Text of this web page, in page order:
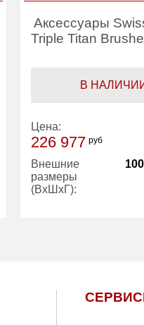
Аксессуары
Triple Titan
В
Цена:
226 977 руб
Внешние
размеры
(ВхШхГ):